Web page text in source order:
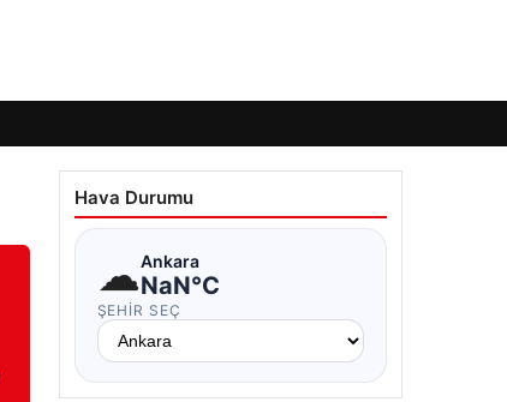
Hava Durumu
☁Ankara
NaN°C
ŞEHIR SEÇ